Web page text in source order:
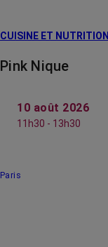
CUISINE ET NUTRITION
Pink Nique
10 août 2026
11h30 - 13h30
Paris